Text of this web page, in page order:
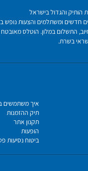
הותיק והגדול בישראל
חדשים ומשתלמים והצעות נופש
בשרת.
איך משתמשים
תיק ההזמנות
תקנון אתר
הופעות
ביטוח נסיעות